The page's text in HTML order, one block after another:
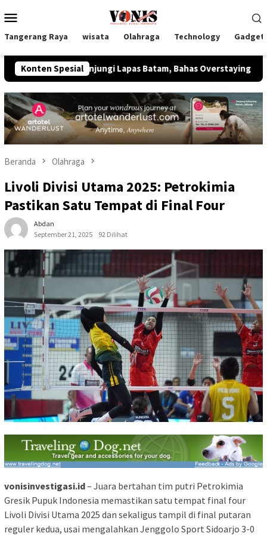
ke
Mobile
Tangerang Raya wisata Olahraga Technology
Konten Spesial
Kunjungi Lapas Batam, Bahas Overstaying dan KUHP Baru
Beranda Olahraga
Livoli Divisi Utama 2025: Petrokimia
Pastikan Satu Tempat di Final Four
Abdan
September 21, 2025
92 Dilihat
vonisinvestigasi.id– Juara bertahan tim putri Petrokimia
Gresik Pupuk Indonesia memastikan satu tempat final four
Livoli Divisi Utama 2025 dan sekaligus tampil di final putaran
reguler kedua, usai mengalahkan Jenggolo Sport Sidoarjo 3-0